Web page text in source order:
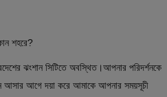
শহরে?
ঝংশান সিটিতে অবস্থিত।আপনার পরিদর্শনকে
আসার আগে দয়া করে আমাকে আপনার সময়সূচী